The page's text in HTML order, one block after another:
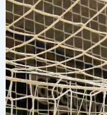
Frauen
LIVE
BLOG